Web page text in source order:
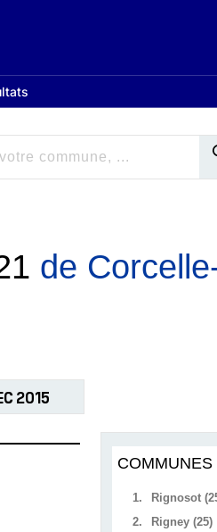
de
2015
1.
Rignosot
2.
Rigney (25)